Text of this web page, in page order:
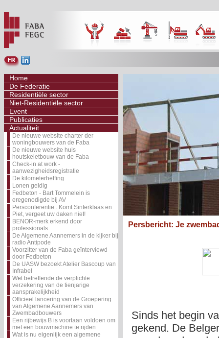
Home
De Federatie
Residentiële sector
Niet-Residentiële sector
Event
Publicaties
Actualiteit
De nieuwe website charter der
woningbouwers van de Faba
De nieuwe website huis
houtskeletbouw van de Faba
Check-in at work -
aanwezigheidsregistratie
De kilometerheffing
Lonen geldig
Fedbeton - Bart Tommelein is
eregenodigde bij AV
Persconferentie : Komt Sinterklaas en
Piet, vergeet uw daken niet!
BENOR-merk erkend door
professionals
De Algemene Aannemers in de kijker bij
radio Antipode
Voorzitter van de Faba geïnterviewd
door Fedbeton
De UASW bezoekt Atelier Bascoup van
Infrabel
Wet betreffende de verplichte
verzekering van de tienjarige
aansprakelijkheid
Officieel lancering van de Groepering
van Algemene Aannemers van
Zwembadbouwers
Een rijbewijs B is voortaan voldoen om
met een bouwmachine te rijden
Wat is nu eigenlijk een algemene
Persbericht: Je
Sinds het begin
gekend. De